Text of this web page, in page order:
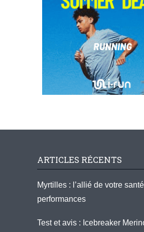
ARTICLES RÉCENTS
Myrtilles : l’allié de votre
performances
Test et avis : Icebreaker